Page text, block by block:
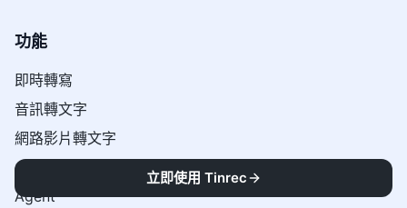
功能
即時轉寫
音訊轉文字
網路影片轉文字
AI問答
Agent
立即使用 Tinrec